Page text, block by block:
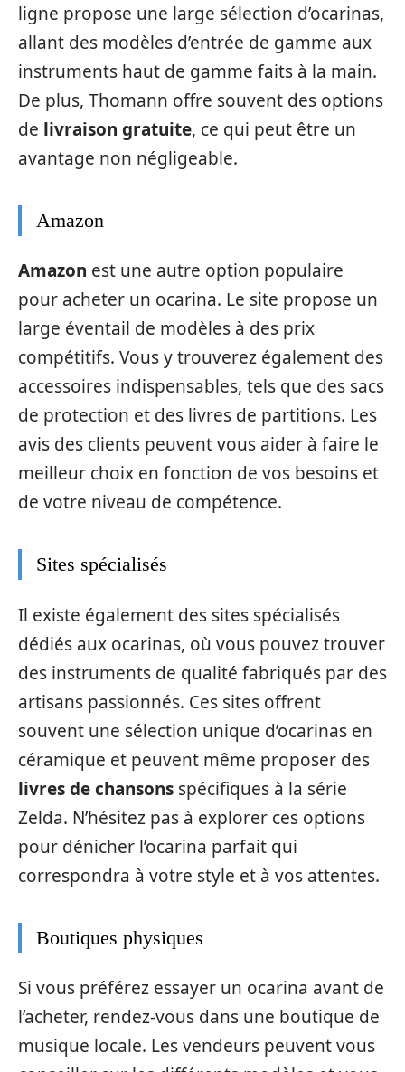
ligne propose une large sélection d’ocarinas,
allant des modèles d’entrée de gamme aux
instruments haut de gamme faits à la main.
De plus, Thomann offre souvent des options
de livraison gratuite, ce qui peut être un
avantage non négligeable.
Amazon
Amazon est une autre option populaire
pour acheter un ocarina. Le site propose un
large éventail de modèles à des prix
compétitifs. Vous y trouverez également des
accessoires indispensables, tels que des sacs
de protection et des livres de partitions. Les
avis des clients peuvent vous aider à faire le
meilleur choix en fonction de vos besoins et
de votre niveau de compétence.
Sites spécialisés
Il existe également des sites spécialisés
dédiés aux ocarinas, où vous pouvez trouver
des instruments de qualité fabriqués par des
artisans passionnés. Ces sites offrent
souvent une sélection unique d’ocarinas en
céramique et peuvent même proposer des
livres de chansons spécifiques à la série
Zelda. N’hésitez pas à explorer ces options
pour dénicher l’ocarina parfait qui
correspondra à votre style et à vos attentes.
Boutiques physiques
Si vous préférez essayer un ocarina avant de
l’acheter, rendez-vous dans une boutique de
musique locale. Les vendeurs peuvent vous